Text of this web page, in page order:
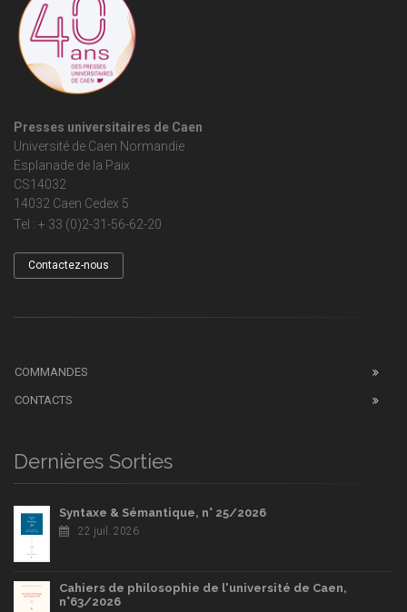
Presses universitaires de Caen
Université de Caen Normandie
Esplanade de la Paix
CS14032
14032 Caen Cedex 5
Tel : + 33 (0)2-31-56-62-20
Contactez-nous
COMMANDES
CONTACTS
Dernières Sorties
Syntaxe & Sémantique, n° 25/2026
22 juil. 2026
Cahiers de philosophie de l'université de Caen,
n°63/2026